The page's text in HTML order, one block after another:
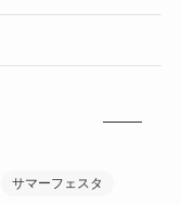
サマーフェスタ